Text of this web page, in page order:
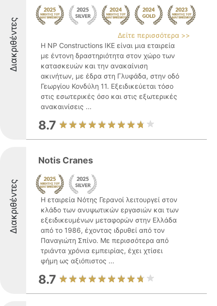
Διακριθέντες
Δείτε περισσότερα >>
Η NP Constructions IKE είναι μια εταιρεία
με έντονη δραστηριότητα στον χώρο των
κατασκευών και την ανακαίνιση
ακινήτων, με έδρα στη Γλυφάδα, στην οδό
Γεωργίου Κονδύλη 11. Εξειδικεύεται τόσο
στις εσωτερικές όσο και στις εξωτερικές
ανακαινίσεις ...
8.7
Διακριθέντες
Notis Cranes
Η εταιρεία Νότης Γερανοί λειτουργεί στον
κλάδο των ανυψωτικών εργασιών και των
εξειδικευμένων μεταφορών στην Ελλάδα
από το 1986, έχοντας ιδρυθεί από τον
Παναγιώτη Σπίνο. Με περισσότερα από
τριάντα χρόνια εμπειρίας, έχει χτίσει
φήμη ως αξιόπιστος ...
8.7